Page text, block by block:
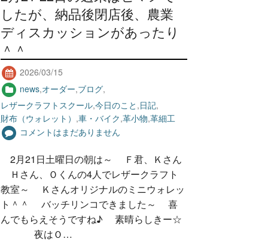
したが、納品後閉店後、農業
ディスカッションがあったり
＾＾
2026/03/15
news,オーダー,ブログ,
レザークラフトスクール,今日のこと ,日記,
財布（ウォレット） ,車・バイク,革小物,革細工
コメントはまだありません
2月21日土曜日の朝は～ Ｆ君、Ｋさん
Ｈさん、Ｏくんの4人でレザークラフト
教室～ Ｋさんオリジナルのミニウォレッ
ト＾＾ バッチリンコできました～ 喜
んでもらえそうですね♪ 素晴らしきー☆
夜はＯ…